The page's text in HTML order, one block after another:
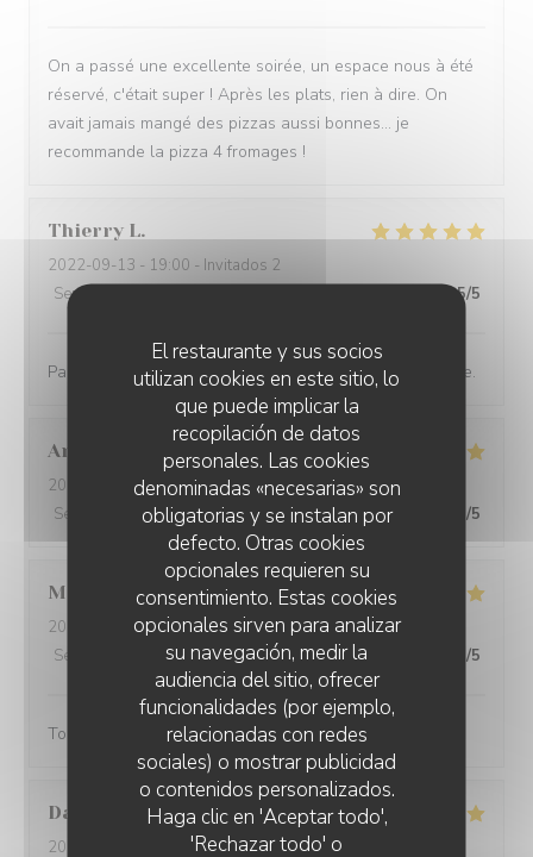
El restaurante y sus socios
utilizan cookies en este sitio, lo
que puede implicar la
recopilación de datos
personales. Las cookies
denominadas «necesarias» son
obligatorias y se instalan por
defecto. Otras cookies
opcionales requieren su
consentimiento. Estas cookies
opcionales sirven para analizar
su navegación, medir la
audiencia del sitio, ofrecer
funcionalidades (por ejemplo,
relacionadas con redes
sociales) o mostrar publicidad
o contenidos personalizados.
Haga clic en 'Aceptar todo',
'Rechazar todo' o
On a passé une excellente soirée, un espace nous à été
réservé, c'était super ! Après les plats, rien à dire. On
avait jamais mangé des pizzas aussi bonnes... je
recommande la pizza 4 fromages !
Thierry L
2022-09-13 - 19:00 - Invitados 2
Servicio
:5/5
Parfait comme toujours ! Bonne ambiance et bonne table.
Antoine
2022-09-13- 20:45 - Invitados 3
Servicio
/5 Ambiente:5/5 Menú:5/5 Calidad / Precio /5
Max
2022-09-06- 19:30 - Invitados 2
Servicio
Ambiente: 5/5 Menú :5/5 Calidad / Precio /5
Tout était parfait ! Service et cuisine !
David
2022-08-27
- 13:00 - Invitados 8